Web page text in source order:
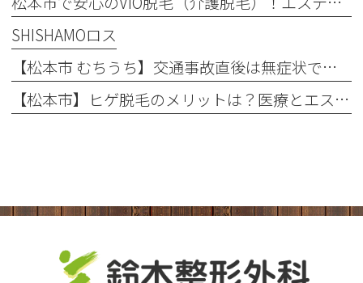
SHISHAMOロス
【松本市 むちうち】交通事故直後は無症状でも要注意！後遺症を防ぐ早期受診と自賠責保険のポイント
【松本市】ヒゲ脱毛のメリットは？医療とエステの違いや「値段・回数・痛み」を徹底解説